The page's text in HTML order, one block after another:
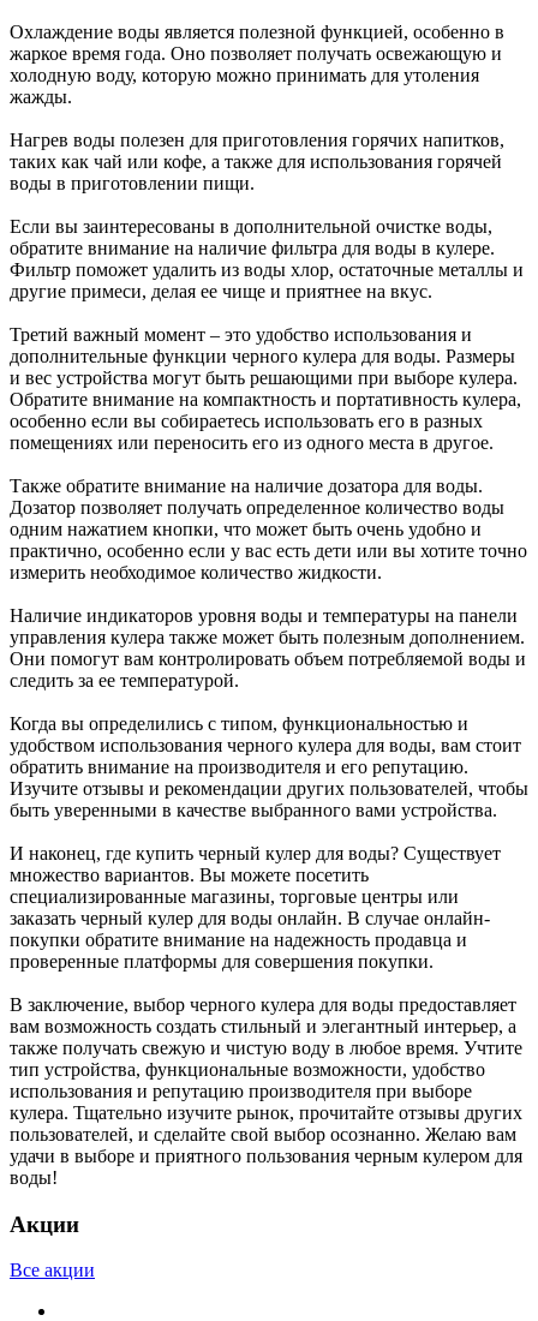
Охлаждение воды является полезной функцией, особенно в
жаркое время года. Оно позволяет получать освежающую и
холодную воду, которую можно принимать для утоления
жажды.
Нагрев воды полезен для приготовления горячих напитков,
таких как чай или кофе, а также для использования горячей
воды в приготовлении пищи.
Если вы заинтересованы в дополнительной очистке воды,
обратите внимание на наличие фильтра для воды в кулере.
Фильтр поможет удалить из воды хлор, остаточные металлы и
другие примеси, делая ее чище и приятнее на вкус.
Третий важный момент – это удобство использования и
дополнительные функции черного кулера для воды. Размеры
и вес устройства могут быть решающими при выборе кулера.
Обратите внимание на компактность и портативность кулера,
особенно если вы собираетесь использовать его в разных
помещениях или переносить его из одного места в другое.
Также обратите внимание на наличие дозатора для воды.
Дозатор позволяет получать определенное количество воды
одним нажатием кнопки, что может быть очень удобно и
практично, особенно если у вас есть дети или вы хотите точно
измерить необходимое количество жидкости.
Наличие индикаторов уровня воды и температуры на панели
управления кулера также может быть полезным дополнением.
Они помогут вам контролировать объем потребляемой воды и
следить за ее температурой.
Когда вы определились с типом, функциональностью и
удобством использования черного кулера для воды, вам стоит
обратить внимание на производителя и его репутацию.
Изучите отзывы и рекомендации других пользователей, чтобы
быть уверенными в качестве выбранного вами устройства.
И наконец, где купить черный кулер для воды? Существует
множество вариантов. Вы можете посетить
специализированные магазины, торговые центры или
заказать черный кулер для воды онлайн. В случае онлайн-
покупки обратите внимание на надежность продавца и
проверенные платформы для совершения покупки.
В заключение, выбор черного кулера для воды предоставляет
вам возможность создать стильный и элегантный интерьер, а
также получать свежую и чистую воду в любое время. Учтите
тип устройства, функциональные возможности, удобство
использования и репутацию производителя при выборе
кулера. Тщательно изучите рынок, прочитайте отзывы других
пользователей, и сделайте свой выбор осознанно. Желаю вам
удачи в выборе и приятного пользования черным кулером для
воды!
Акции
Все акции